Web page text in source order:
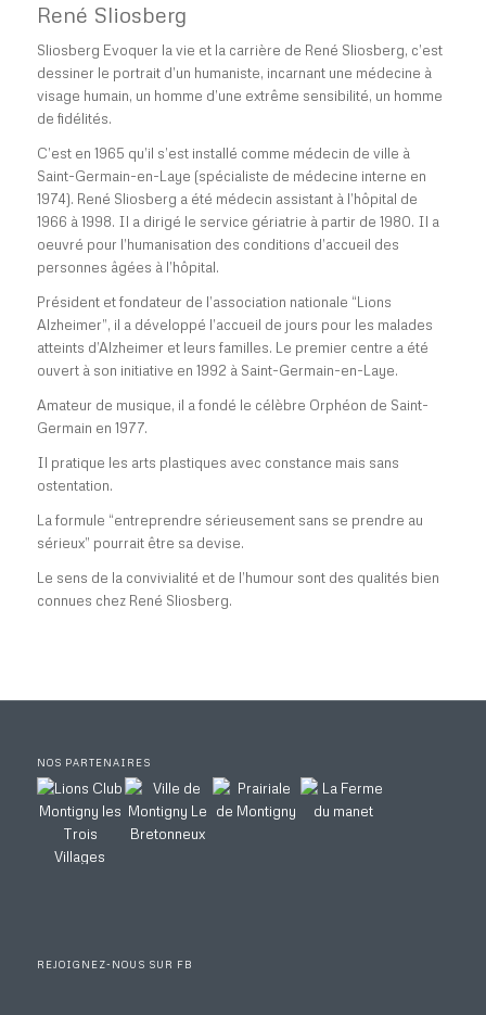
René Sliosberg
Sliosberg Evoquer la vie et la carrière de René Sliosberg, c’est
dessiner le portrait d’un humaniste, incarnant une médecine à
visage humain, un homme d’une extrême sensibilité, un homme
de fidélités.
C’est en 1965 qu’il s’est installé comme médecin de ville à
Saint-Germain-en-Laye (spécialiste de médecine interne en
1974). René Sliosberg a été médecin assistant à l’hôpital de
1966 à 1998. Il a dirigé le service gériatrie à partir de 1980. Il a
oeuvré pour l’humanisation des conditions d’accueil des
personnes âgées à l’hôpital.
Président et fondateur de l’association nationale “Lions
Alzheimer”, il a développé l’accueil de jours pour les malades
atteints d’Alzheimer et leurs familles. Le premier centre a été
ouvert à son initiative en 1992 à Saint-Germain-en-Laye.
Amateur de musique, il a fondé le célèbre Orphéon de Saint-
Germain en 1977.
Il pratique les arts plastiques avec constance mais sans
ostentation.
La formule “entreprendre sérieusement sans se prendre au
sérieux” pourrait être sa devise.
Le sens de la convivialité et de l’humour sont des qualités bien
connues chez René Sliosberg.
NOS PARTENAIRES
REJOIGNEZ-NOUS SUR FB